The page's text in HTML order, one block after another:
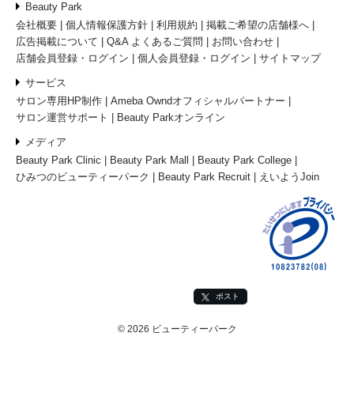
Beauty Park
会社概要
個人情報保護方針 利用規約
掲載ご希望の店舗様へ
広告掲載について
Q&A よくあるご質問
お問い合わせ
店舗会員登録・ログイン
個人会員登録・ログイン サイトマップ
サービス
サロン専用HP制作
Ameba Owndオフィシャルパートナー
サロン運営サポート
Beauty Parkオンライン
メディア
Beauty Park Clinic
Beauty Park Mall
Beauty Park College
ひみつのビューティーパーク
Beauty Park Recruit えいようJoin
ポスト
© 2026 ビューティーパーク